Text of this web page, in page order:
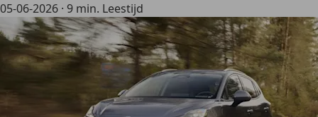
05-06-2026 · 9 min. Leestijd